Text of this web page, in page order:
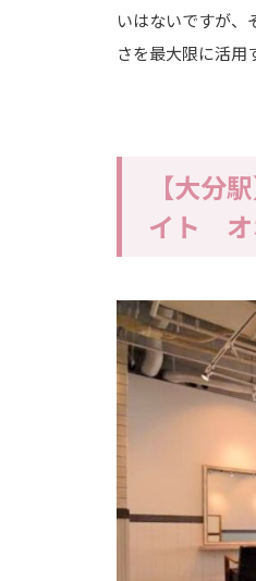
いはないですが、
さを最大限に活用
【大分
イト オ